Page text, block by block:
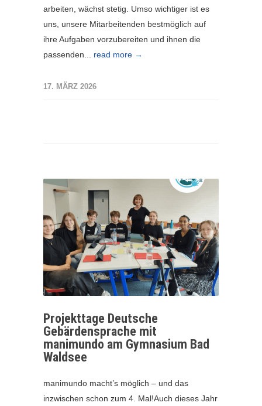
arbeiten, wächst stetig. Umso wichtiger ist es
uns, unsere Mitarbeitenden bestmöglich auf
ihre Aufgaben vorzubereiten und ihnen die
passenden... read more →
17. MÄRZ 2026
Projekttage Deutsche
Gebärdensprache mit
manimundo am Gymnasium Bad
Waldsee
manimundo macht’s möglich – und das
inzwischen schon zum 4. Mal!Auch dieses Jahr